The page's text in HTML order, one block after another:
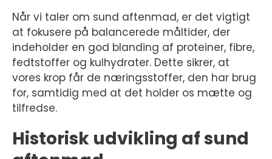
Når vi taler om sund aftenmad, er det vigtigt
at fokusere på balancerede måltider, der
indeholder en god blanding af proteiner, fibre,
fedtstoffer og kulhydrater. Dette sikrer, at
vores krop får de næringsstoffer, den har brug
for, samtidig med at det holder os mætte og
tilfredse.
Historisk udvikling af sund